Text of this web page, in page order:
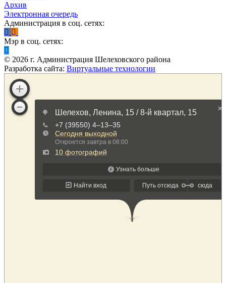
Архив
Электронная очередь
Администрация в соц. сетях:
Мэр в соц. сетях:
© 2026 г. Администрация Шелеховского района
Разработка сайта: Виртуальные технологии